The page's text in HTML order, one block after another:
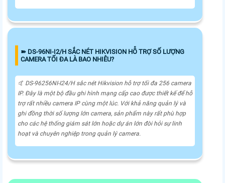
➽ DS-96NI-I2/H SẮC NÉT HIKVISION HỖ TRỢ SỐ LƯỢNG
CAMERA TỐI ĐA LÀ BAO NHIÊU?
🤙 DS-96256NI-I24/H sắc nét Hikvision hỗ trợ tối đa 256 camera
IP. Đây là một bộ đầu ghi hình mạng cấp cao được thiết kế để hỗ
trợ rất nhiều camera IP cùng một lúc. Với khả năng quản lý và
ghi đồng thời số lượng lớn camera, sản phẩm này rất phù hợp
cho các hệ thống giám sát lớn hoặc dự án lớn đòi hỏi sự linh
hoạt và chuyên nghiệp trong quản lý camera.